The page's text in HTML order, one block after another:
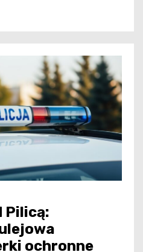
Pilicą:
ochronne